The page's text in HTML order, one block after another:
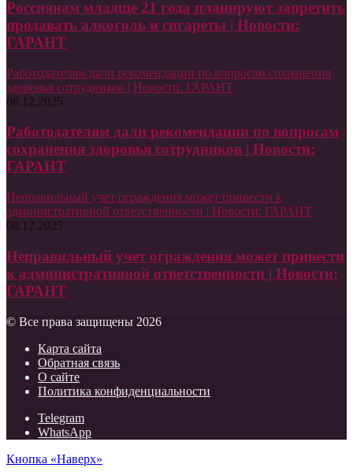
Россиянам младше 21 года планируют запретить
продавать алкоголь и сигареты | Новости:
ГАРАНТ
Работодателям дали рекомендации по вопросам сохранения
здоровья сотрудников | Новости: ГАРАНТ
08.12.2025
Работодателям дали рекомендации по вопросам
сохранения здоровья сотрудников | Новости:
ГАРАНТ
Неправильный учет ограждения может привести к
административной ответственности | Новости: ГАРАНТ
08.12.2025
Неправильный учет ограждения может привести
к административной ответственности | Новости:
ГАРАНТ
© Все права защищены 2026
Карта сайта
Обратная связь
О сайте
Политика конфиденциальности
Telegram
WhatsApp
Кнопка «Наверх»